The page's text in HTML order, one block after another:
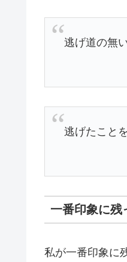
逃げ道の無
逃げたこと
一番印象に残
私が一番印象に